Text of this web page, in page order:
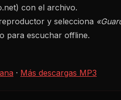
con el archivo.
y selecciona
para escuchar offline.
· Más descargas MP3